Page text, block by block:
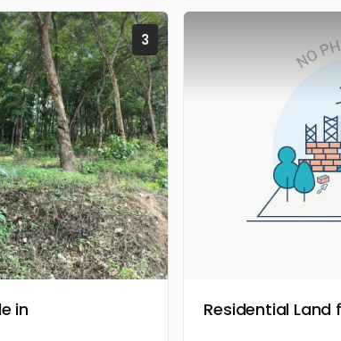
3
in
Residential Land